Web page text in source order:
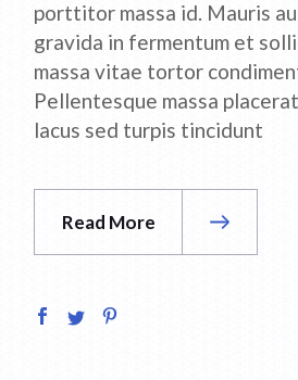
porttitor massa id. Mauris
gravida in fermentum et
massa vitae tortor
Pellentesque massa
lacus sed turpis tincidunt
Read More